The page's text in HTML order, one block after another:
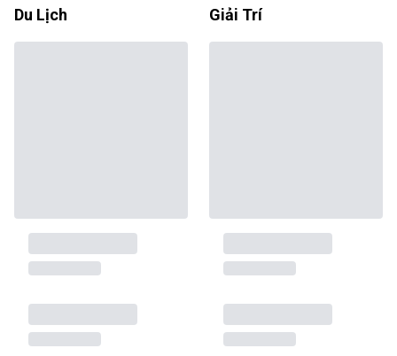
Du Lịch Giải Trí